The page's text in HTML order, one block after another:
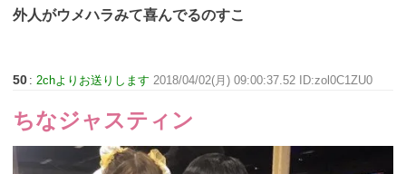
外人がウメハラみて喜んでるのすこ
50 : 2chよりお送りします 2018/04/02(月) 09:00:37.52 ID:zol0C1ZU0
ちなジャスティン